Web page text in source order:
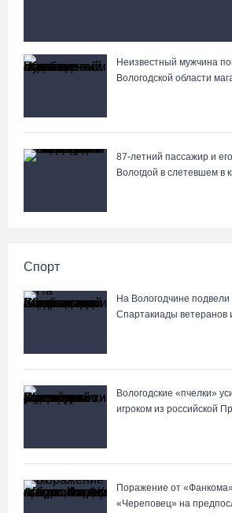
Вологжане сняли на видео медведей
Неизвестный мужчина
Вологодской области
87-летний пассажир и
Вологдой в слетевшем в
Спорт
На Вологодчине подвели
Спартакиады ветеранов
Вологодские «пчелки»
игроком из российской
Поражение от
«Череповец» на